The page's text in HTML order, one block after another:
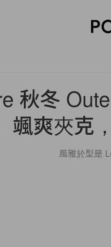
秋冬
颯爽夾克
風雅於型是